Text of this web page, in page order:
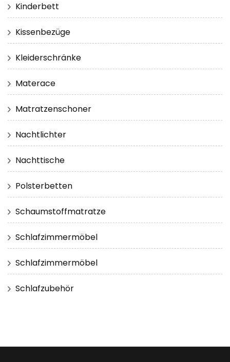
Kinderbett
Kissenbezüge
Kleiderschränke
Materace
Matratzenschoner
Nachtlichter
Nachttische
Polsterbetten
Schaumstoffmatratze
Schlafzimmermöbel
Schlafzimmermöbel
Schlafzubehör